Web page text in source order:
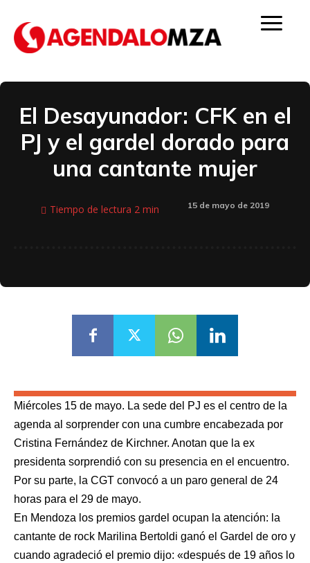
El Desayunador: CFK en el
PJ y el gardel dorado para
una cantante mujer
Tiempo de lectura 2 min 15 de mayo de 2019
Miércoles 15 de mayo. La sede del PJ es el centro de la
agenda al sorprender con una cumbre encabezada por
Cristina Fernández de Kirchner. Anotan que la ex
presidenta sorprendió con su presencia en el encuentro.
Por su parte, la CGT convocó a un paro general de 24
horas para el 29 de mayo.
En Mendoza los premios gardel ocupan la atención: la
cantante de rock Marilina Bertoldi ganó el Gardel de oro y
cuando agradeció el premio dijo: «después de 19 años lo